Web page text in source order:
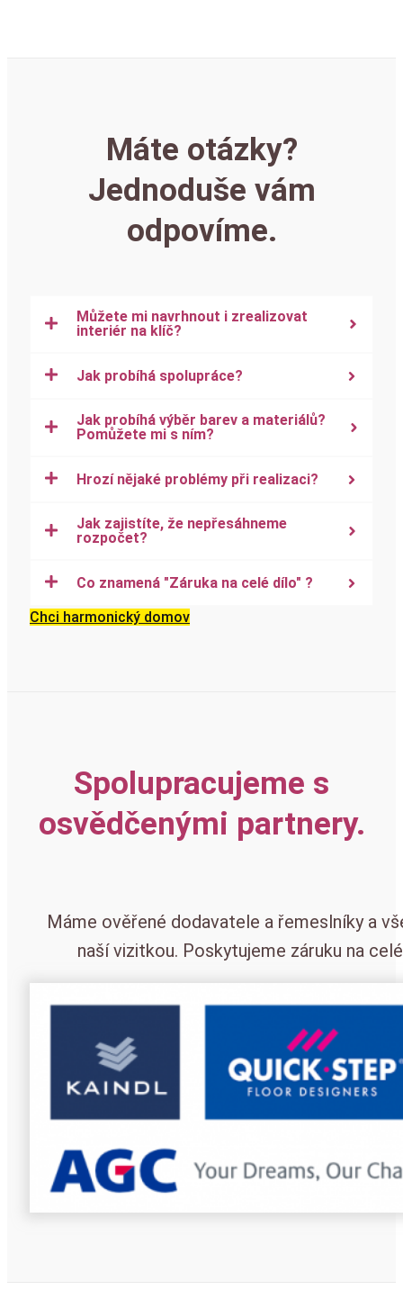
Máte otázky?
Jednoduše vám
odpovíme.
Můžete mi navrhnout i zrealizovat
interiér na klíč?
Jak probíhá spolupráce?
Jak probíhá výběr barev a materiálů?
Pomůžete mi s ním?
Hrozí nějaké problémy při realizaci?
Jak zajistíte, že nepřesáhneme
rozpočet?
Co znamená "Záruka na celé dílo" ?
Chci harmonický domov
Spolupracujeme s
osvědčenými partnery.
Máme ověřené dodavatele a řemeslníky a
naší vizitkou. Poskytujeme záruku na